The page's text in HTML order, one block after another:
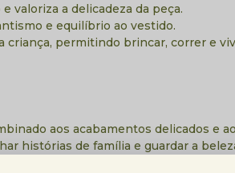
valoriza a delicadeza da peça.
e equilíbrio ao vestido.
permitindo brincar, correr e
aos acabamentos delicados e
histórias de família e guardar a